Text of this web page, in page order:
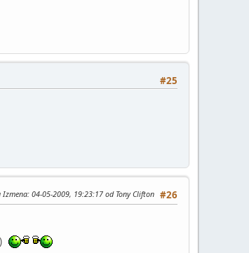
#25
#26
Izmena: 04-05-2009, 19:23:17 od Tony Clifton
)